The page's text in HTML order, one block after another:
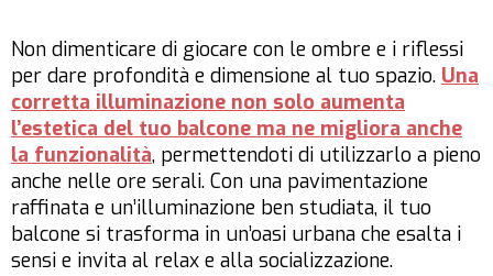
Non dimenticare di giocare con le ombre e i riflessi
per dare profondità e dimensione al tuo spazio. Una
corretta illuminazione non solo aumenta
l’estetica del tuo balcone ma ne migliora anche
la funzionalità, permettendoti di utilizzarlo a pieno
anche nelle ore serali. Con una pavimentazione
raffinata e un’illuminazione ben studiata, il tuo
balcone si trasforma in un’oasi urbana che esalta i
sensi e invita al relax e alla socializzazione.